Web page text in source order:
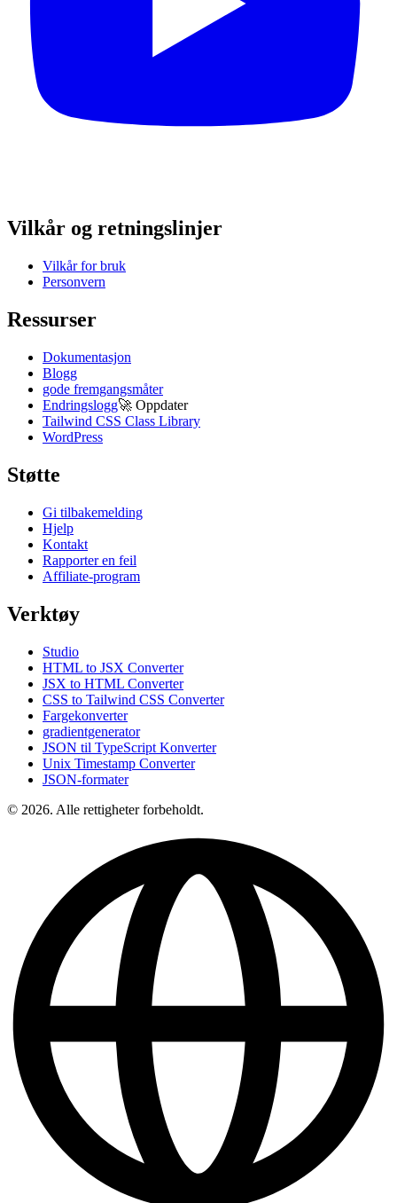
Vilkår og retningslinjer
Vilkår for bruk
Personvern
Ressurser
Dokumentasjon
Blogg
gode fremgangsmåter
Endringslogg🚀 Oppdater
Tailwind CSS Class Library
WordPress
Støtte
Gi tilbakemelding
Hjelp
Kontakt
Rapporter en feil
Affiliate-program
Verktøy
Studio
HTML to JSX Converter
JSX to HTML Converter
CSS to Tailwind CSS Converter
Fargekonverter
gradientgenerator
JSON til TypeScript Konverter
Unix Timestamp Converter
JSON-formater
© 2026. Alle rettigheter forbeholdt.